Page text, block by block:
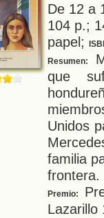
De 12 a
104 p.;
papel;
Resumen:
que
Unidos
familia
frontera.
Premio:
Lazarillo